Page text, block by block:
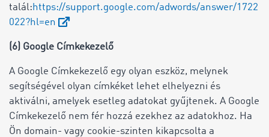
talál:https://support.google.com/adwords/answer/1722
022?hl=en
(6) Google Címkekezelő
A Google Címkekezelő egy olyan eszköz, melynek
segítségével olyan címkéket lehet elhelyezni és
aktiválni, amelyek esetleg adatokat gyűjtenek. A Google
Címkekezelő nem fér hozzá ezekhez az adatokhoz. Ha
Ön domain- vagy cookie-szinten kikapcsolta a